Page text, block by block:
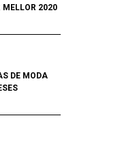
MELLOR 2020
DE MODA